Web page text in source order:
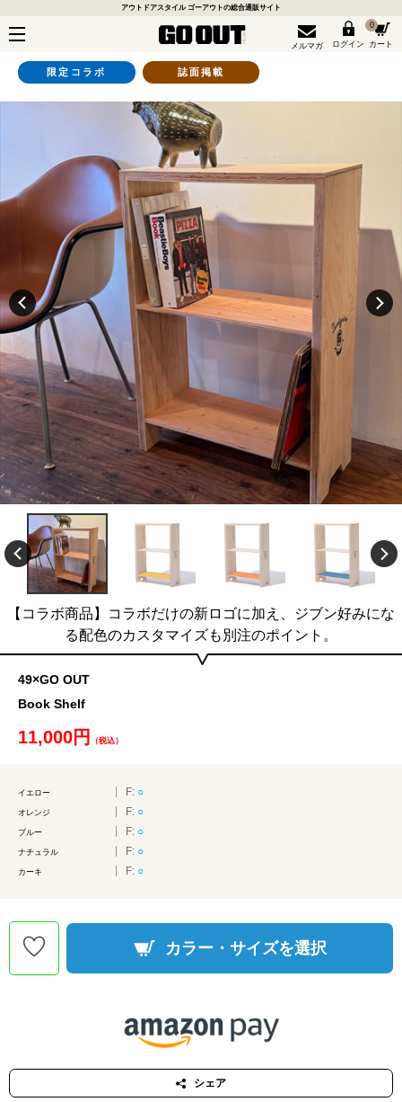
アウトドアスタイル ゴーアウトの総合通販サイト
メルマガ ログイン
0
カート
限定コラボ 誌面掲載
【コラボ商品】コラボだけの新ロゴに加え、ジブン好みにな
る配色のカスタマイズも別注のポイント。
49×GO OUT
Book Shelf
11,000円 （税込）
イエロー F: ○
オレンジ F: ○
ブルー F: ○
ナチュラル F: ○
カーキ F: ○
カラー・サイズを選択
シェア